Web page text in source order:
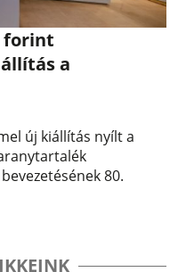
forint
a
új kiállítás nyílt a
80.